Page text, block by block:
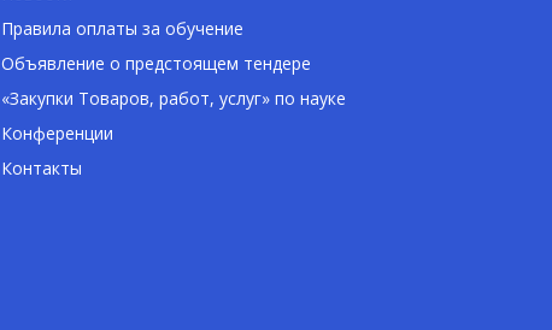
Правила оплаты за обучение
Объявление о предстоящем тендере
«Закупки Товаров, работ, услуг» по науке
Конференции
Контакты